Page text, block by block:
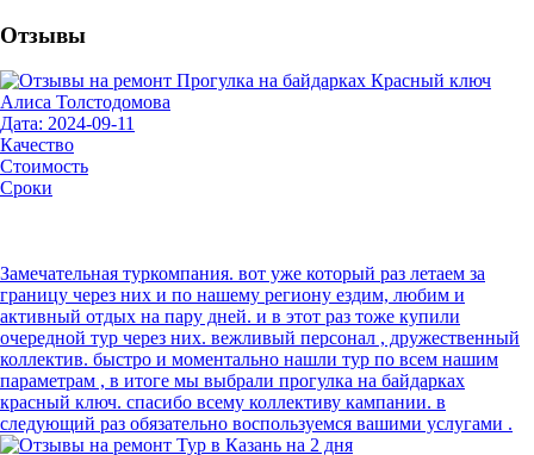
Отзывы
Алиса Толстодомова
Дата: 2024-09-11
Качество
Стоимость
Сроки
Замечательная туркомпания. вот уже который раз летаем за
границу через них и по нашему региону ездим, любим и
активный отдых на пару дней. и в этот раз тоже купили
очередной тур через них. вежливый персонал , дружественный
коллектив. быстро и моментально нашли тур по всем нашим
параметрам , в итоге мы выбрали прогулка на байдарках
красный ключ. спасибо всему коллективу кампании. в
следующий раз обязательно воспользуемся вашими услугами .